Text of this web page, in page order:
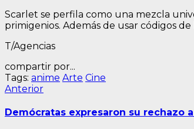
Scarlet se perfila como una mezcla
primigenios. Además de usar códigos
T/Agencias
compartir por...
Tags: anime Arte Cine
Navegación
de
AnteriorEntrada
Demócratas expresaron su rechazo